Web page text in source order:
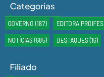
Categorias
GOVERNO (187) EDITORA PROIFES
NOTÍCIAS(685) DESTAQUES(16)
Filiado